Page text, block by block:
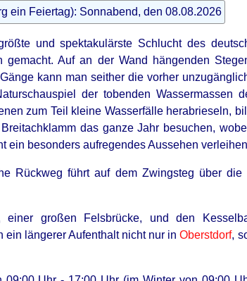
ein Feiertag): Sonnabend, den 08.08.2026
und spektakulärste Schlucht des
gemacht. Auf an der Wand hängenden
kann man seither die vorher
der tobenden Wassermassen
zum Teil kleine Wasserfälle herabrieseln,
das ganze Jahr besuchen,
ein besonders aufregendes Aussehen
Rückweg führt auf dem Zwingsteg über
großen Felsbrücke, und den
ein längerer Aufenthalt nicht nur inOberstdorf,